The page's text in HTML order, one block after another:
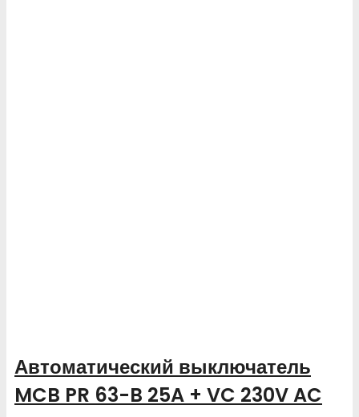
Автоматический выключатель
MCB PR 63-B 25A + VC 230V AC